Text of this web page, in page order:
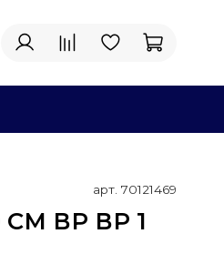
арт. 70121469
СМ ВР ВР 1